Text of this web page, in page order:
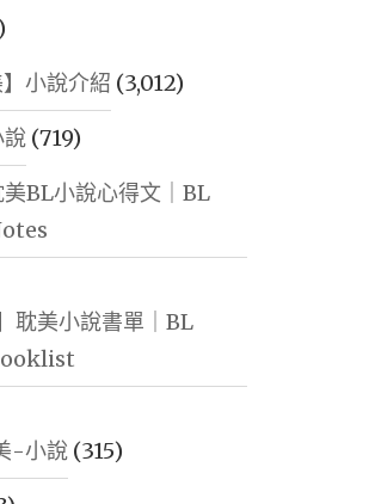
小說介紹 (3,012)
說(719)
美BL小說心得文｜BL
耽美小說書單｜BL
-小說(315)